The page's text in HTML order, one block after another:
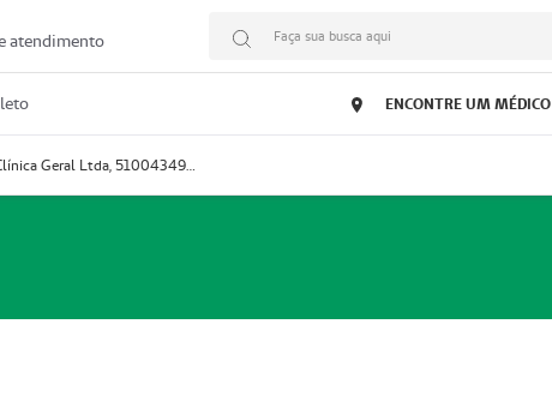
atendimento Faça sua busca aqui
ENCONTRE UM MÉDICO
Prestador: Vipmed Clínica Geral Ltda, 51004349-0 (Nome Fantasia: Policlínica Master)